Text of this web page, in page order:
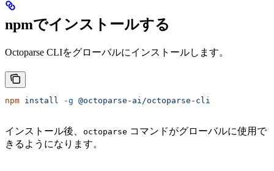
npmでインストールする
Octoparse CLIをグローバルにインストールします。
npm install -g @octoparse-ai/octoparse-cli
インストール後、 octoparse コマンドがグローバルに使用で
きるようになります。